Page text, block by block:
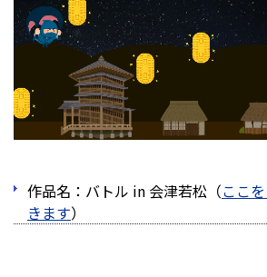
作品名：バトル in 会津若松（ここ
きます）